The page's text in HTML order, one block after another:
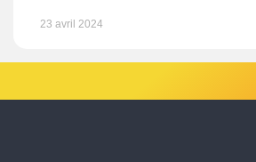
23 avril 2024